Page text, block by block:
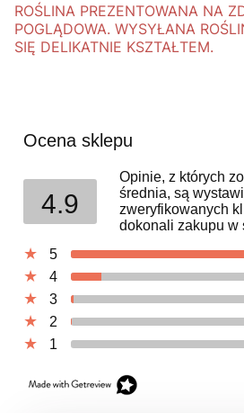
ROŚLINA PREZENTOWANA NA
POGLĄDOWA. WYSYŁANA
SIĘ DELIKATNIE KSZTAŁTEM.
Ocena sklepu
4.9
Opinie, z których
średnia, są
zweryfikowanych
dokonali zakupu w
5
4
3
2
1